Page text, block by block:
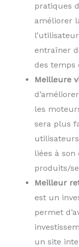
pratiques
améliorer
entraîner
des temps
Meilleure
les
sera plus
liées à son
produits/
Meilleur
est un
permet
un site